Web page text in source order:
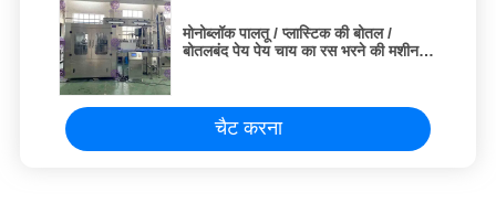
मोनोब्लॉक पालतू / प्लास्टिक की बोतल /
बोतलबंद पेय पेय चाय का रस भरने की मशीन /
चैट करना